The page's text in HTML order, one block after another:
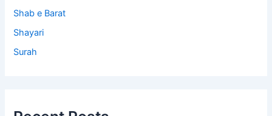
Shab e Barat
Shayari
Surah